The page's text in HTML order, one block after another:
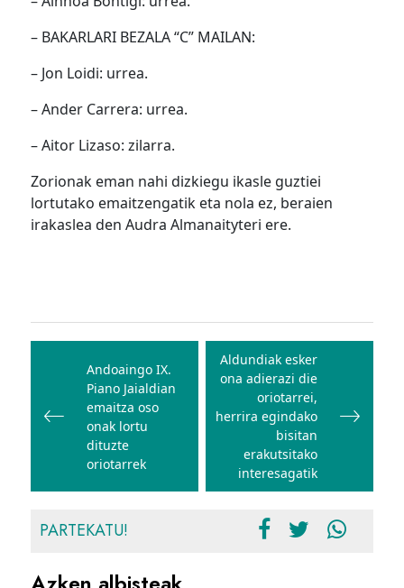
– BAKARLARI BEZALA “C” MAILAN:
– Jon Loidi: urrea.
– Ander Carrera: urrea.
– Aitor Lizaso: zilarra.
Zorionak eman nahi dizkiegu ikasle guztiei
lortutako emaitzengatik eta nola ez, beraien
irakaslea den Audra Almanaityteri ere.
Bidalketetan
zehar
nabigatu
Andoaingo IX.
Piano Jaialdian
emaitza oso
onak lortu
dituzte
oriotarrek
Aldundiak esker
ona adierazi die
oriotarrei,
herrira egindako
bisitan
erakutsitako
interesagatik
PARTEKATU!